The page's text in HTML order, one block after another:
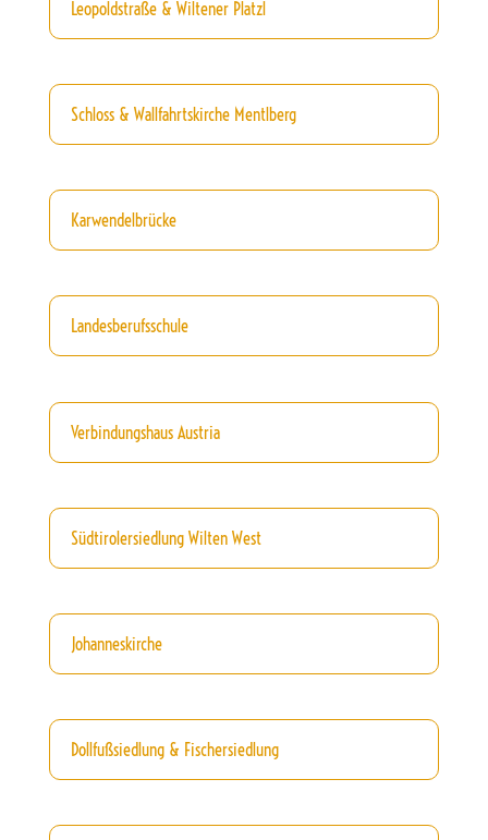
Leopoldstraße & Wiltener Platzl
Schloss & Wallfahrtskirche Mentlberg
Karwendelbrücke
Landesberufsschule
Verbindungshaus Austria
Südtirolersiedlung Wilten West
Johanneskirche
Dollfußsiedlung & Fischersiedlung